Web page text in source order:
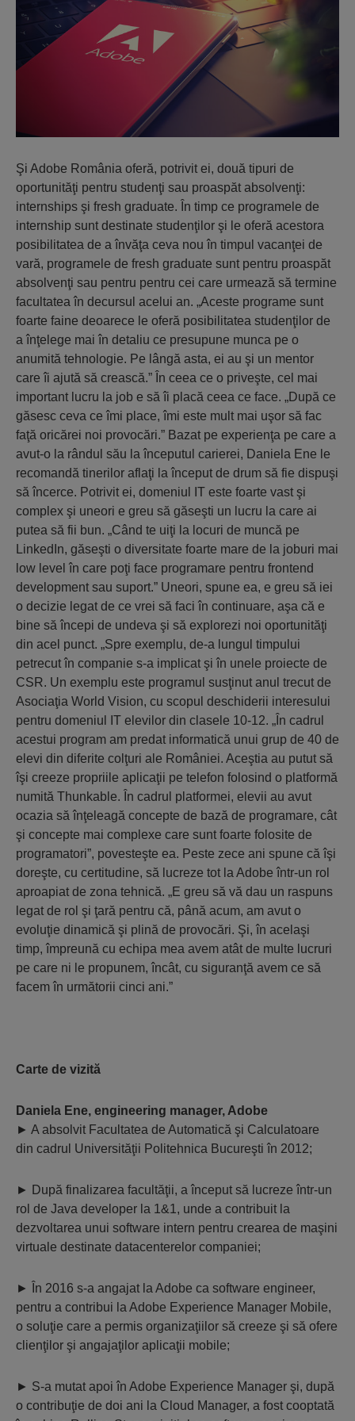
Şi Adobe România oferă, potrivit ei, două tipuri de
oportunităţi pentru studenţi sau proaspăt absolvenţi:
internships şi fresh graduate. În timp ce programele de
internship sunt destinate studenţilor şi le oferă acestora
posibilitatea de a învăţa ceva nou în timpul vacanţei de
vară, programele de fresh graduate sunt pentru proaspăt
absolvenţi sau pentru pentru cei care urmează să termine
facultatea în decursul acelui an. „Aceste programe sunt
foarte faine deoarece le oferă posibilitatea studenţilor de
a înţelege mai în detaliu ce presupune munca pe o
anumită tehnologie. Pe lângă asta, ei au şi un mentor
care îi ajută să crească.” În ceea ce o priveşte, cel mai
important lucru la job e să îi placă ceea ce face. „După ce
găsesc ceva ce îmi place, îmi este mult mai uşor să fac
faţă oricărei noi provocări.” Bazat pe experienţa pe care a
avut-o la rândul său la începutul carierei, Daniela Ene le
recomandă tinerilor aflaţi la început de drum să fie dispuşi
să încerce. Potrivit ei, domeniul IT este foarte vast şi
complex şi uneori e greu să găseşti un lucru la care ai
putea să fii bun. „Când te uiţi la locuri de muncă pe
LinkedIn, găseşti o diversitate foarte mare de la joburi mai
low level în care poţi face programare pentru frontend
development sau suport.” Uneori, spune ea, e greu să iei
o decizie legat de ce vrei să faci în continuare, aşa că e
bine să începi de undeva şi să explorezi noi oportunităţi
din acel punct. „Spre exemplu, de-a lungul timpului
petrecut în companie s-a implicat şi în unele proiecte de
CSR. Un exemplu este programul susţinut anul trecut de
Asociaţia World Vision, cu scopul deschiderii interesului
pentru domeniul IT elevilor din clasele 10-12. „În cadrul
acestui program am predat informatică unui grup de 40 de
elevi din diferite colţuri ale României. Aceştia au putut să
îşi creeze propriile aplicaţii pe telefon folosind o platformă
numită Thunkable. În cadrul platformei, elevii au avut
ocazia să înţeleagă concepte de bază de programare, cât
şi concepte mai complexe care sunt foarte folosite de
programatori”, povesteşte ea. Peste zece ani spune că îşi
doreşte, cu certitudine, să lucreze tot la Adobe într-un rol
aproapiat de zona tehnică. „E greu să vă dau un raspuns
legat de rol şi ţară pentru că, până acum, am avut o
evoluţie dinamică şi plină de provocări. Şi, în acelaşi
timp, împreună cu echipa mea avem atât de multe lucruri
pe care ni le propunem, încât, cu siguranţă avem ce să
facem în următorii cinci ani.”
Carte de vizită
Daniela Ene, engineering manager, Adobe
►  A absolvit Facultatea de Automatică şi Calculatoare
din cadrul Universităţii Politehnica Bucureşti în 2012;
►
După finalizarea facultăţii, a început să lucreze într-un
rol de Java developer la 1&1, unde a contribuit la
dezvoltarea unui software intern pentru crearea de maşini
virtuale destinate datacenterelor companiei;
►
În 2016 s-a angajat la Adobe ca software engineer,
pentru a contribui la Adobe Experience Manager Mobile,
o soluţie care a permis organizaţiilor să creeze şi să ofere
clienţilor şi angajaţilor aplicaţii mobile;
► S-a mutat apoi în Adobe Experience Manager şi, după
o contribuţie de doi ani la Cloud Manager, a fost cooptată